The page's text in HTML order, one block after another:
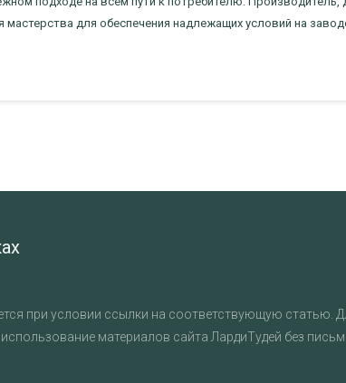
для обеспечения надлежащих условий на
при условии ссылки на соответствующую статью.
материалов сайта ЛардиТудей без